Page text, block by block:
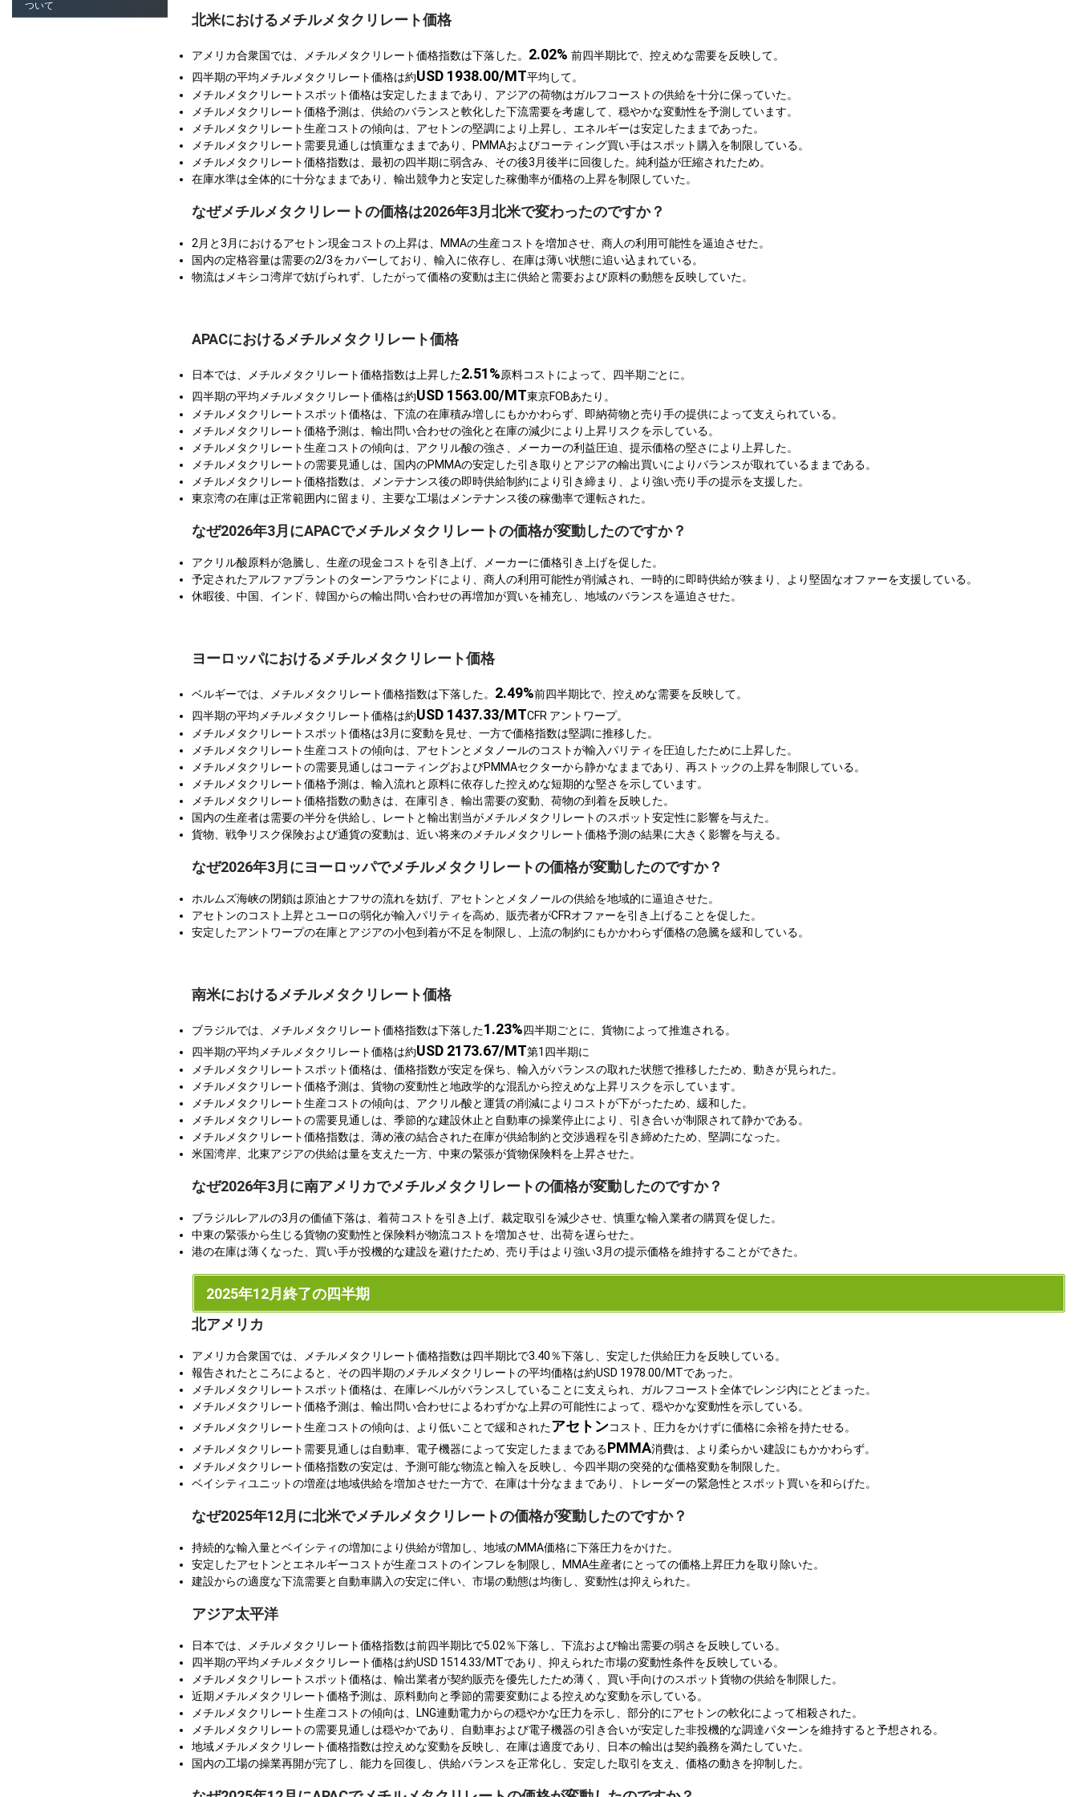
ついて
北米におけるメチルメタクリレート価格
アメリカ合衆国では、メチルメタクリレート価格指数は下落した。 2.02% 前四半期比で、控えめな需要を反映して。
四半期の平均メチルメタクリレート価格は約USD 1938.00/MT平均して。
メチルメタクリレートスポット価格は安定したままであり、アジアの荷物はガルフコーストの供給を十分に保っていた。
メチルメタクリレート価格予測は、供給のバランスと軟化した下流需要を考慮して、穏やかな変動性を予測しています。
メチルメタクリレート生産コストの傾向は、アセトンの堅調により上昇し、エネルギーは安定したままであった。
メチルメタクリレート需要見通しは慎重なままであり、PMMAおよびコーティング買い手はスポット購入を制限している。
メチルメタクリレート価格指数は、最初の四半期に弱含み、その後3月後半に回復した。純利益が圧縮されたため。
在庫水準は全体的に十分なままであり、輸出競争力と安定した稼働率が価格の上昇を制限していた。
なぜメチルメタクリレートの価格は2026年3月北米で変わったのですか？
2月と3月におけるアセトン現金コストの上昇は、MMAの生産コストを増加させ、商人の利用可能性を逼迫させた。
国内の定格容量は需要の2/3をカバーしており、輸入に依存し、在庫は薄い状態に追い込まれている。
物流はメキシコ湾岸で妨げられず、したがって価格の変動は主に供給と需要および原料の動態を反映していた。
APACにおけるメチルメタクリレート価格
日本では、メチルメタクリレート価格指数は上昇した2.51%原料コストによって、四半期ごとに。
四半期の平均メチルメタクリレート価格は約USD 1563.00/MT東京FOBあたり。
メチルメタクリレートスポット価格は、下流の在庫積み増しにもかかわらず、即納荷物と売り手の提供によって支えられている。
メチルメタクリレート価格予測は、輸出問い合わせの強化と在庫の減少により上昇リスクを示している。
メチルメタクリレート生産コストの傾向は、アクリル酸の強さ、メーカーの利益圧迫、提示価格の堅さにより上昇した。
メチルメタクリレートの需要見通しは、国内のPMMAの安定した引き取りとアジアの輸出買いによりバランスが取れているままである。
メチルメタクリレート価格指数は、メンテナンス後の即時供給制約により引き締まり、より強い売り手の提示を支援した。
東京湾の在庫は正常範囲内に留まり、主要な工場はメンテナンス後の稼働率で運転された。
なぜ2026年3月にAPACでメチルメタクリレートの価格が変動したのですか？
アクリル酸原料が急騰し、生産の現金コストを引き上げ、メーカーに価格引き上げを促した。
予定されたアルファプラントのターンアラウンドにより、商人の利用可能性が削減され、一時的に即時供給が狭まり、より堅固なオファーを支援している。
休暇後、中国、インド、韓国からの輸出問い合わせの再増加が買いを補充し、地域のバランスを逼迫させた。
ヨーロッパにおけるメチルメタクリレート価格
ベルギーでは、メチルメタクリレート価格指数は下落した。 2.49%前四半期比で、控えめな需要を反映して。
四半期の平均メチルメタクリレート価格は約USD 1437.33/MTCFR アントワープ。
メチルメタクリレートスポット価格は3月に変動を見せ、一方で価格指数は堅調に推移した。
メチルメタクリレート生産コストの傾向は、アセトンとメタノールのコストが輸入パリティを圧迫したために上昇した。
メチルメタクリレートの需要見通しはコーティングおよびPMMAセクターから静かなままであり、再ストックの上昇を制限している。
メチルメタクリレート価格予測は、輸入流れと原料に依存した控えめな短期的な堅さを示しています。
メチルメタクリレート価格指数の動きは、在庫引き、輸出需要の変動、荷物の到着を反映した。
国内の生産者は需要の半分を供給し、レートと輸出割当がメチルメタクリレートのスポット安定性に影響を与えた。
貨物、戦争リスク保険および通貨の変動は、近い将来のメチルメタクリレート価格予測の結果に大きく影響を与える。
なぜ2026年3月にヨーロッパでメチルメタクリレートの価格が変動したのですか？
ホルムズ海峡の閉鎖は原油とナフサの流れを妨げ、アセトンとメタノールの供給を地域的に逼迫させた。
アセトンのコスト上昇とユーロの弱化が輸入パリティを高め、販売者がCFRオファーを引き上げることを促した。
安定したアントワープの在庫とアジアの小包到着が不足を制限し、上流の制約にもかかわらず価格の急騰を緩和している。
南米におけるメチルメタクリレート価格
ブラジルでは、メチルメタクリレート価格指数は下落した1.23%四半期ごとに、貨物によって推進される。
四半期の平均メチルメタクリレート価格は約USD 2173.67/MT第1四半期に
メチルメタクリレートスポット価格は、価格指数が安定を保ち、輸入がバランスの取れた状態で推移したため、動きが見られた。
メチルメタクリレート価格予測は、貨物の変動性と地政学的な混乱から控えめな上昇リスクを示しています。
メチルメタクリレート生産コストの傾向は、アクリル酸と運賃の削減によりコストが下がったため、緩和した。
メチルメタクリレートの需要見通しは、季節的な建設休止と自動車の操業停止により、引き合いが制限されて静かである。
メチルメタクリレート価格指数は、薄め液の結合された在庫が供給制約と交渉過程を引き締めたため、堅調になった。
米国湾岸、北東アジアの供給は量を支えた一方、中東の緊張が貨物保険料を上昇させた。
なぜ2026年3月に南アメリカでメチルメタクリレートの価格が変動したのですか？
ブラジルレアルの3月の価値下落は、着荷コストを引き上げ、裁定取引を減少させ、慎重な輸入業者の購買を促した。
中東の緊張から生じる貨物の変動性と保険料が物流コストを増加させ、出荷を遅らせた。
港の在庫は薄くなった、買い手が投機的な建設を避けたため、売り手はより強い3月の提示価格を維持することができた。
2025年12月終了の四半期
北アメリカ
アメリカ合衆国では、メチルメタクリレート価格指数は四半期比で3.40％下落し、安定した供給圧力を反映している。
報告されたところによると、その四半期のメチルメタクリレートの平均価格は約USD 1978.00/MTであった。
メチルメタクリレートスポット価格は、在庫レベルがバランスしていることに支えられ、ガルフコースト全体でレンジ内にとどまった。
メチルメタクリレート価格予測は、輸出問い合わせによるわずかな上昇の可能性によって、穏やかな変動性を示している。
メチルメタクリレート生産コストの傾向は、より低いことで緩和されたアセトンコスト、圧力をかけずに価格に余裕を持たせる。
メチルメタクリレート需要見通しは自動車、電子機器によって安定したままであるPMMA消費は、より柔らかい建設にもかかわらず。
メチルメタクリレート価格指数の安定は、予測可能な物流と輸入を反映し、今四半期の突発的な価格変動を制限した。
ベイシティユニットの増産は地域供給を増加させた一方で、在庫は十分なままであり、トレーダーの緊急性とスポット買いを和らげた。
なぜ2025年12月に北米でメチルメタクリレートの価格が変動したのですか？
持続的な輸入量とベイシティの増加により供給が増加し、地域のMMA価格に下落圧力をかけた。
安定したアセトンとエネルギーコストが生産コストのインフレを制限し、MMA生産者にとっての価格上昇圧力を取り除いた。
建設からの適度な下流需要と自動車購入の安定に伴い、市場の動態は均衡し、変動性は抑えられた。
アジア太平洋
日本では、メチルメタクリレート価格指数は前四半期比で5.02％下落し、下流および輸出需要の弱さを反映している。
四半期の平均メチルメタクリレート価格は約USD 1514.33/MTであり、抑えられた市場の変動性条件を反映している。
メチルメタクリレートスポット価格は、輸出業者が契約販売を優先したため薄く、買い手向けのスポット貨物の供給を制限した。
近期メチルメタクリレート価格予測は、原料動向と季節的需要変動による控えめな変動を示している。
メチルメタクリレート生産コストの傾向は、LNG連動電力からの穏やかな圧力を示し、部分的にアセトンの軟化によって相殺された。
メチルメタクリレートの需要見通しは穏やかであり、自動車および電子機器の引き合いが安定した非投機的な調達パターンを維持すると予想される。
地域メチルメタクリレート価格指数は控えめな変動を反映し、在庫は適度であり、日本の輸出は契約義務を満たしていた。
国内の工場の操業再開が完了し、能力を回復し、供給バランスを正常化し、安定した取引を支え、価格の動きを抑制した。